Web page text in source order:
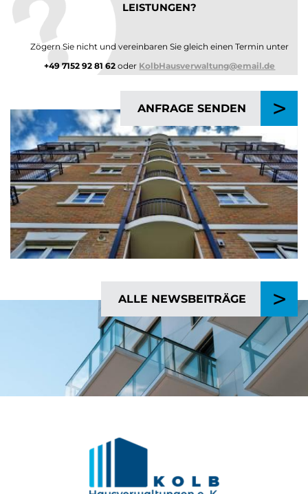
LEISTUNGEN?
Zögern Sie nicht und vereinbaren Sie gleich einen Termin unter
+49 7152 92 81 62 oder KolbHausverwaltung@email.de
ANFRAGE SENDEN >
ALLE NEWSBEITRÄGE >